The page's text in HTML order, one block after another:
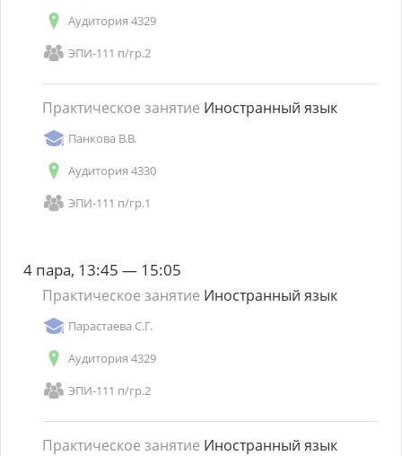
Аудитория 4329
ЭПИ-111 п/гр.2
Практическое занятие Иностранный язык
Панкова В.В.
Аудитория 4330
ЭПИ-111 п/гр.1
4 пара, 13:45 — 15:05
Практическое занятие Иностранный язык
Парастаева С.Г.
Аудитория 4329
ЭПИ-111 п/гр.2
Практическое занятие Иностранный язык